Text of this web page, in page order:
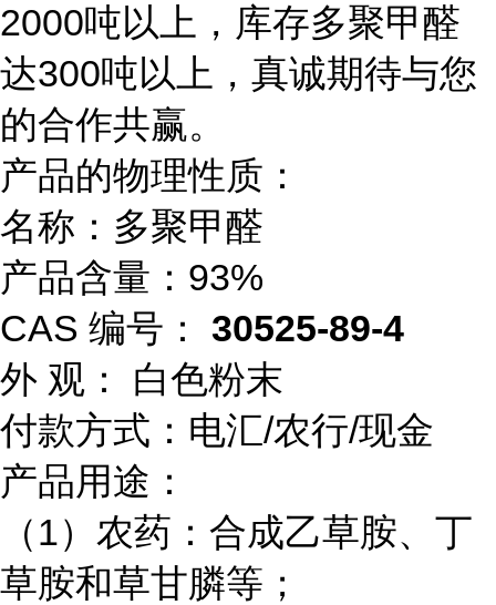
2000吨以上，库存多聚甲醛
达300吨以上，真诚期待与您
的合作共赢。
产品的物理性质：
名称：多聚甲醛
产品含量： 93%
CAS 编号： 30525-89-4
外 观： 白色粉末
付款方式：电汇/农行/现金
产品用途：
（1）农药：合成乙草胺、丁
草胺和草甘膦等；